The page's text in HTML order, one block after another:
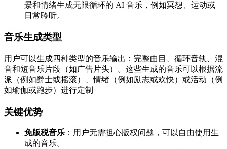
景和情绪生成无限循环的 AI 音乐，例如冥想、运动或
日常聆听​。
音乐生成类型
用户可以生成四种类型的音乐输出：完整曲目、循环音轨、混
音和短音乐片段（如广告片头）。这些生成的音乐可以根据流
派（例如爵士或摇滚）、情绪（例如励志或欢快）或活动（例
如瑜伽或跑步）进行定制​
关键优势
免版税音乐 ：用户无需担心版权问题，可以自由使用生
成的音乐。